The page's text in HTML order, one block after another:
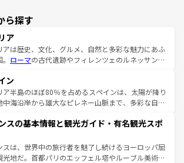
ら探す
ア
アは歴史、文化、グルメ、自然と多彩な魅力にあふ
ローマの古代遺跡やフィレンツェのルネッサンス
トスカーナの美しい田園風景やアマルフィ海岸の絶
、自然景観も見逃せない。観光の合間には、本場の
パスタなど、絶品のイタリア料理を堪能することも
くれるイタリアで、忘れられない旅をしてみよう！
新着のイタリア情報は
ン
ア半島のほぼ80％を占めるスペインは、太陽が降り
中海沿岸から雄大なピレネー山脈まで、多彩な自然
根付くこの国では、情熱的なフラメンコ、熱気あふ
牛、そして美味しいタパスが生活の一部となってい
都マドリードの洗練された雰囲気や、バルセロナの
に溢れた街角から、地方では古代ローマ遺跡や中世
スの基本情報と観光ガイド・有名観光スポ
スは、世界中の旅行者を魅了し続けるヨーロッパ屈
光地だ。首都パリのエッフェル塔やルーブル美術館